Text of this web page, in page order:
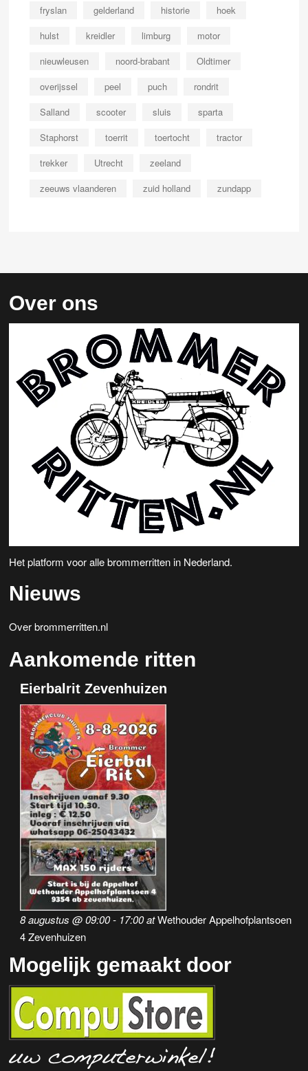
fryslan
gelderland historie
hoek
hulst
kreidler limburg
motor
nieuwleusen
noord-brabant
Oldtimer
overijssel
peel puch
rondrit
Salland
scooter sluis
sparta
Staphorst
toerrit toertocht
tractor
trekker
Utrecht
zeeland
zeeuws vlaanderen
zuid holland zundapp
Over ons
Het platform voor alle brommerritten in Nederland.
Nieuws
Over brommerritten.nl
Aankomende ritten
Eierbalrit Zevenhuizen
8 augustus @ 09:00- 17:00atWethouder Appelhofplantsoen
4 Zevenhuizen
Mogelijk gemaakt door